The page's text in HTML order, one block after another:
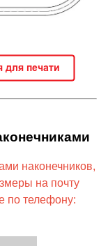
наконечников,
на почту
по телефону: